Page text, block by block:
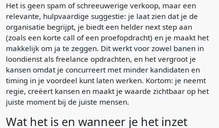
Het is geen spam of schreeuwerige verkoop, maar een
relevante, hulpvaardige suggestie: je laat zien dat je de
organisatie begrijpt, je biedt een helder next step aan
(zoals een korte call of een proefopdracht) en je maakt het
makkelijk om ja te zeggen. Dit werkt voor zowel banen in
loondienst als freelance opdrachten, en het vergroot je
kansen omdat je concurreert met minder kandidaten en
timing in je voordeel kunt laten werken. Kortom: je neemt
regie, creëert kansen en maakt je waarde zichtbaar op het
juiste moment bij de juiste mensen.
Wat het is en wanneer je het inzet